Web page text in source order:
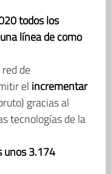
todos los
línea de como
de
el incrementar
gracias al
tecnologías de la
unos 3.174